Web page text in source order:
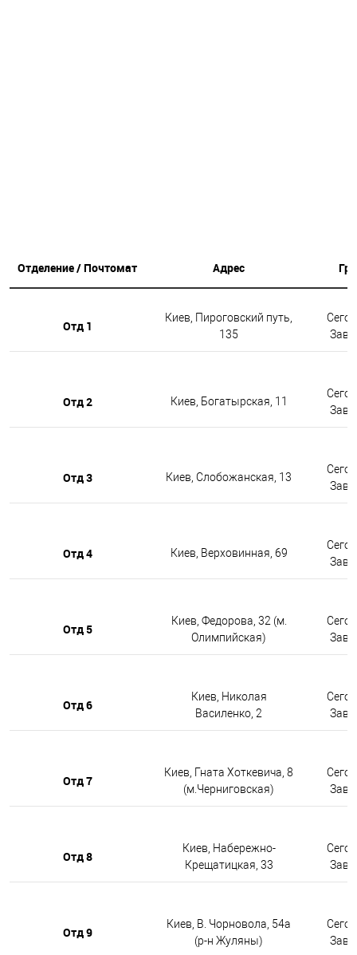
Отделение / Почтомат Адрес
Отд 1
Киев, Пироговский путь,
135
Отд 2 Киев, Богатырская, 11
Отд 3 Киев, Слобожанская, 13
Отд 4 Киев, Верховинная, 69
Отд 5
Киев, Федорова, 32 (м.
Олимпийская)
Отд 6
Киев, Николая
Василенко, 2
Отд 7
Киев, Гната Хоткевича, 8
(м.Черниговская)
Отд 8
Киев, Набережно-
Крещатицкая, 33
Отд 9
Киев, В. Чорновола, 54а
(р-н Жуляны)